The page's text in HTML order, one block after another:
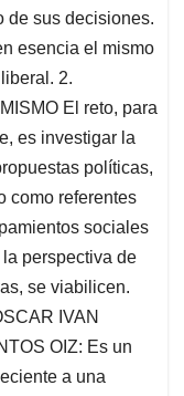
de sus decisiones.
esencia el mismo
2.
El reto, para
es investigar la
políticas,
como referentes
sociales
perspectiva de
se viabilicen.
IVAN
OIZ: Es un
a una